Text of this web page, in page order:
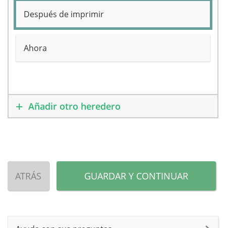
Después de imprimir
Ahora
Añadir otro heredero
ATRÁS GUARDAR Y CONTINUAR